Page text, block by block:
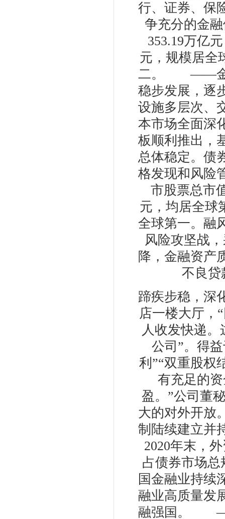
行、证券、保
争充分的金
353.19万亿
元，规模居全
二。 ——金融
稳步发展，逐
设施多层次、
本市场全面深
板顺利推出，
总体稳定。债
格发现和风险
市股票总市
元，均居全球
全球第一。融
风险攻坚战
降，金融资产
不良贷
蹄疾步稳，
店一楼大厅，
人收发快递。
公司”。得
利”“双重股权
有充足的
盈。”公司董
大的对外开放
制陆续建立并
2020年末，
占债券市场
国金融业持续
融业高质量发
融强国。 ——